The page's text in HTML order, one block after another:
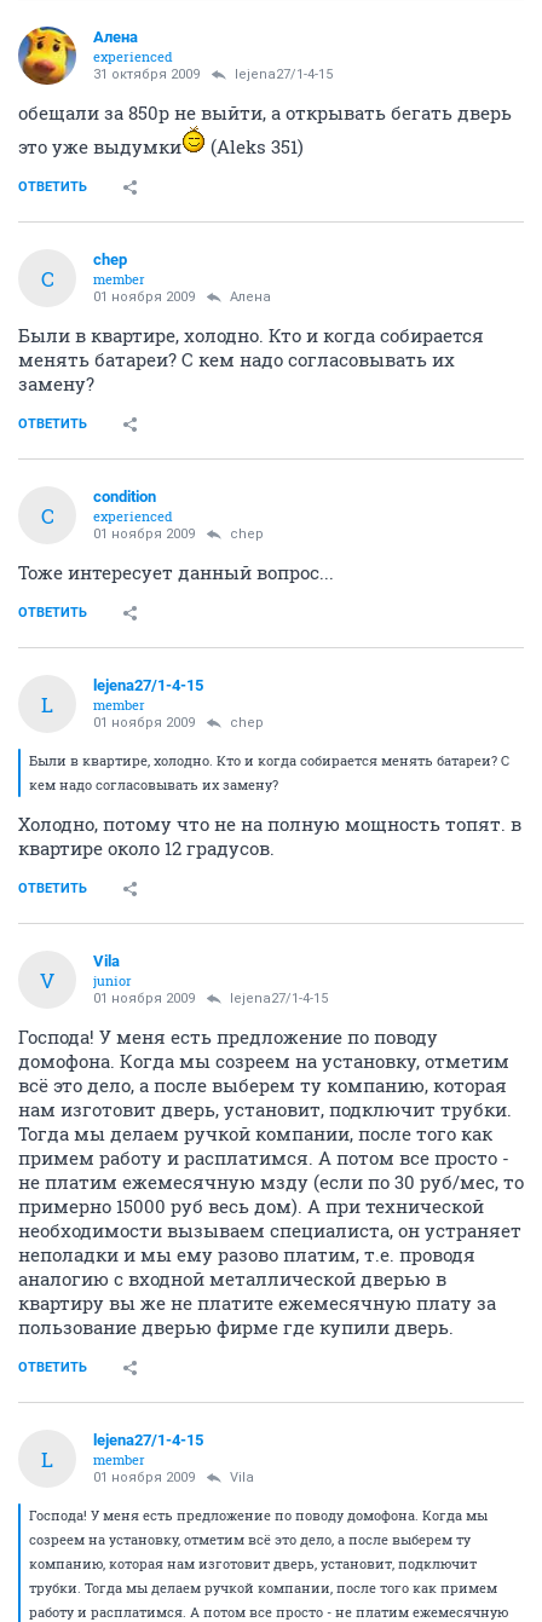
Алена
experienced
31 октября 2009 lejena27/1-4-15
обещали за 850р не выйти, а открывать бегать дверь
это уже выдумки
(Aleks 351)
ОТВЕТИТЬ
C
chep
member
01 ноября 2009 Алена
Были в квартире, холодно. Кто и когда собирается
менять батареи? С кем надо согласовывать их
замену?
ОТВЕТИТЬ
C
condition
experienced
01 ноября 2009 chep
Тоже интересует данный вопрос...
ОТВЕТИТЬ
L
lejena27/1-4-15
member
01 ноября 2009 chep
Были в квартире, холодно. Кто и когда собирается менять батареи? С
кем надо согласовывать их замену?
Холодно, потому что не на полную мощность топят. в
квартире около 12 градусов.
ОТВЕТИТЬ
V
Vila
junior
01 ноября 2009 lejena27/1-4-15
Господа! У меня есть предложение по поводу
домофона. Когда мы созреем на установку, отметим
всё это дело, а после выберем ту компанию, которая
нам изготовит дверь, установит, подключит трубки.
Тогда мы делаем ручкой компании, после того как
примем работу и расплатимся. А потом все просто -
не платим ежемесячную мзду (если по 30 руб/мес, то
примерно 15000 руб весь дом). А при технической
необходимости вызываем специалиста, он устраняет
неполадки и мы ему разово платим, т.е. проводя
аналогию с входной металлической дверью в
квартиру вы же не платите ежемесячную плату за
пользование дверью фирме где купили дверь.
ОТВЕТИТЬ
L
lejena27/1-4-15
member
01 ноября 2009 Vila
Господа! У меня есть предложение по поводу домофона. Когда мы
созреем на установку, отметим всё это дело, а после выберем ту
компанию, которая нам изготовит дверь, установит, подключит
трубки. Тогда мы делаем ручкой компании, после того как примем
работу и расплатимся. А потом все просто - не платим ежемесячную